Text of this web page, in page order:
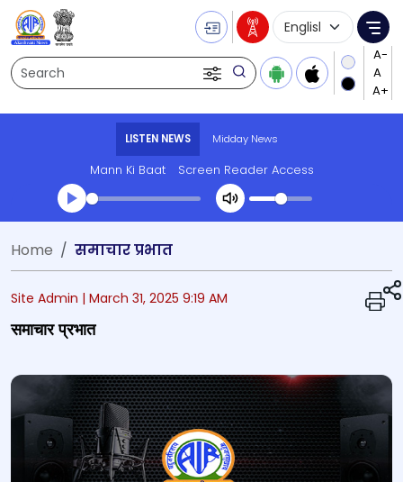
Search
Language
LISTEN NEWS Midday News
Mann Ki Baat Screen Reader Access
Transcript summary
Home समाचार प्रभात
Site Admin | March 31, 2025 9:19 AM
समाचार प्रभात